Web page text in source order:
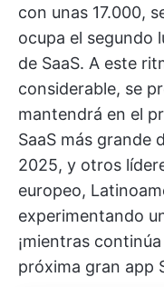
con unas 17.000,
ocupa el segundo
de SaaS. A este
considerable, se
mantendrá en el
SaaS más grande
2025, y otros
europeo,
experimentando
¡mientras
próxima gran app